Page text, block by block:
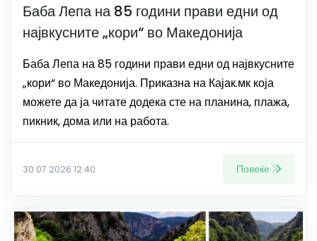
Баба Лепа на 85 години прави едни од
највкусните „кори“ во Македонија
Баба Лепа на 85 години прави едни од највкусните
„кори“ во Македонија. Приказна на Кајак.мк која
можете да ја читате додека сте на планина, плажа,
пикник, дома или на работа.
30.07.2026 12:40 Повеќе